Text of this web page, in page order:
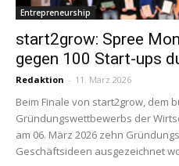
Entrepreneurship
start2grow: Spree
gegen 100 Start-ups
Redaktion - 11. März 2026
Beim Finale von start2grow, dem
Gründungswettbewerbs der
am 06. März 2026 zehn
Geschäftsideen ausgezeichnet